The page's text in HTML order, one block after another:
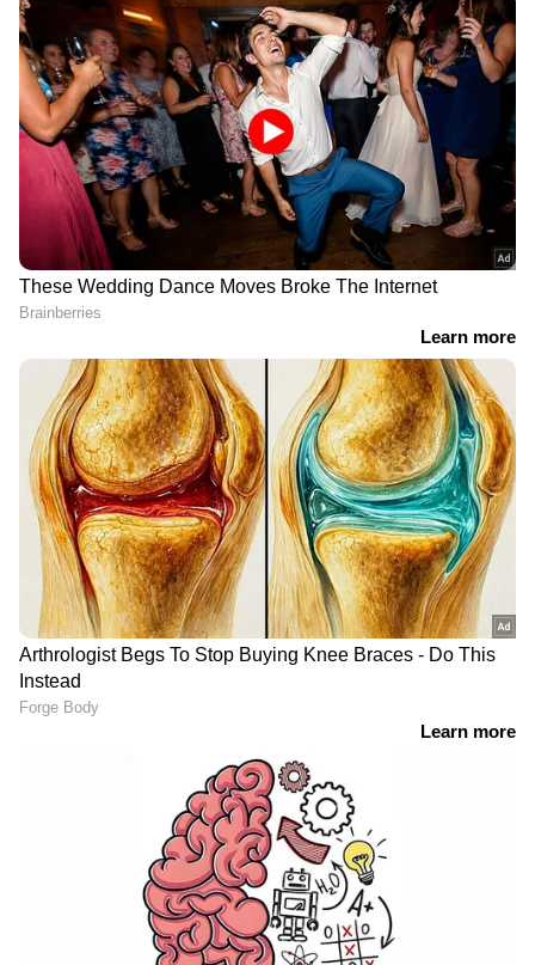
ഐസ്ക്രീം ഇഷ്ടമില്ലാത്ത ആരാ അല്ലേ?
ഐസ്ക്രീം ഇഷ്ടമുള്ള എല്ലാവർക്കും വളരെ
എളുപ്പത്തിൽ ഉണ്ടാക്കാൻ കഴിയുന്ന ഒരു
റെസിപ്പി ആണ്. ഇതിന് ബ്രെഡും വാനില
ഐസ്ക്രീമും മാത്രമേ ആവശ്യമുള്ളൂ.
RECOMMENDED STORIES
കരളിന്റെ ആരോഗ്യത്തിന്
ഗ്രീൻ ടീ മികച്ചതോ?
പ്രധാനമായും
അറിയേണ്ടത്
ഗർഭകാലത്ത് സ്ത്രീകൾ
നിർബന്ധമായും
കഴിക്കേണ്ട 7 പഴങ്ങൾ
സ്തനാർബുദ സാധ്യത
സഹായിക്കുന്ന 5 പ്രധാന
സന്ധിവേദന അകറ്റാൻ
നിർബന്ധമായും
കഴിക്കേണ്ട 7 ഭക്ഷണങ്ങൾ